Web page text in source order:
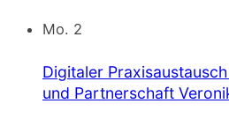
Mo. 2
Digitaler
und Partnerschaft